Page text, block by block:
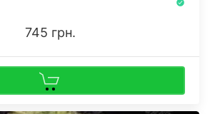
745 грн.